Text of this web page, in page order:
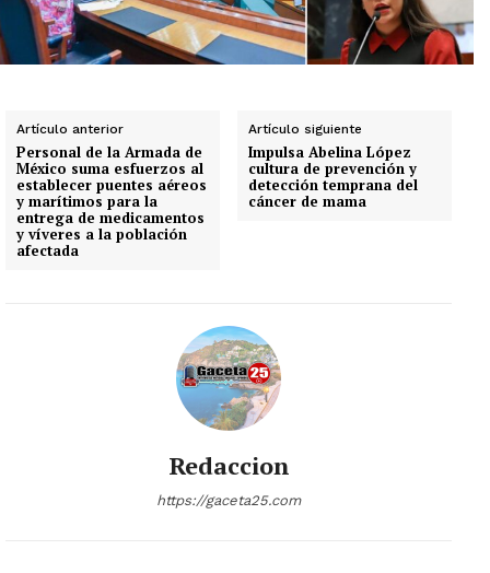
Artículo anterior
Personal de la Armada de
México suma esfuerzos al
establecer puentes aéreos
y marítimos para la
entrega de medicamentos
y víveres a la población
afectada
Artículo siguiente
Impulsa Abelina López
cultura de prevención y
detección temprana del
cáncer de mama
Redaccion
https://gaceta25.com